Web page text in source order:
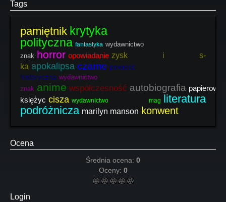
Tags
pamiętnik krytyka
polityczna fantastyka wydawnictwo
znak horror opowiadanie zysk i s-
ka apokalipsa czarne powieść
historyczna wydawnictwo
znak anime współczesność autobiografia papierowy
księżyc cisza wydawnictwo mag literatura
podróżnicza marilyn manson konwent
Ocena
Średnia ocena: 0
Oceny: 0
Login